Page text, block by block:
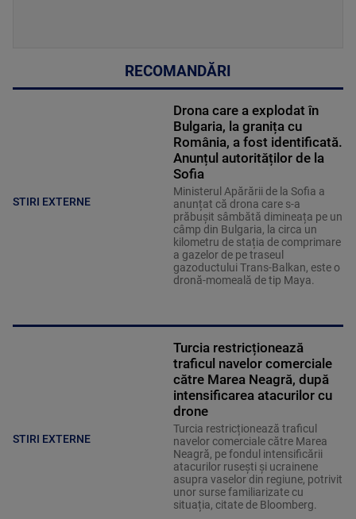
RECOMANDĂRI
STIRI EXTERNE
Drona care a explodat în
Bulgaria, la granița cu
România, a fost identificată.
Anunțul autorităților de la
Sofia
Ministerul Apărării de la Sofia a
anunțat că drona care s-a
prăbușit sâmbătă dimineața pe un
câmp din Bulgaria, la circa un
kilometru de stația de comprimare
a gazelor de pe traseul
gazoductului Trans-Balkan, este o
dronă-momeală de tip Maya.
STIRI EXTERNE
Turcia restricționează
traficul navelor comerciale
către Marea Neagră, după
intensificarea atacurilor cu
drone
Turcia restricționează traficul
navelor comerciale către Marea
Neagră, pe fondul intensificării
atacurilor rusești și ucrainene
asupra vaselor din regiune, potrivit
unor surse familiarizate cu
situația, citate de Bloomberg.